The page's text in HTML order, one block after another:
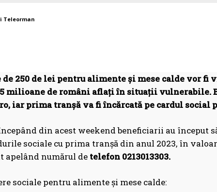
Teleorman
de 250 de lei pentru alimente și mese calde vor fi
milioane de români aflați în situații vulnerabile.
iar prima tranșă va fi încărcată pe cardul social
din acest weekend beneficiarii au început
sociale cu prima tranșă din anul 2023, în
apelând numărul de telefon 0213013303.
sociale pentru alimente și mese calde: